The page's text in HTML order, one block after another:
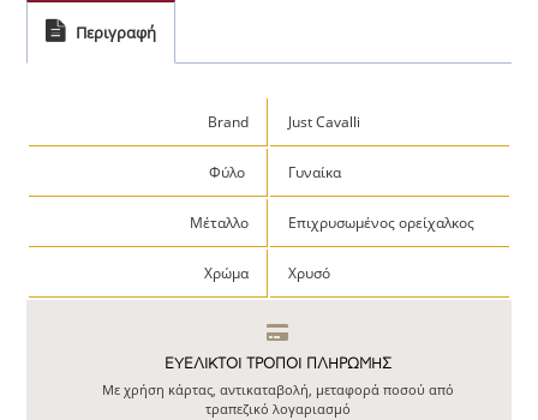
Περιγραφή
Brand Just Cavalli
Φύλο Γυναίκα
Μέταλλο Επιχρυσωμένος ορείχαλκος
Χρώμα Χρυσό
ΕΥΕΛΙΚΤΟΙ ΤΡΟΠΟΙ ΠΛΗΡΩΜΗΣ
Με χρήση κάρτας, αντικαταβολή, μεταφορά ποσού από
τραπεζικό λογαριασμό